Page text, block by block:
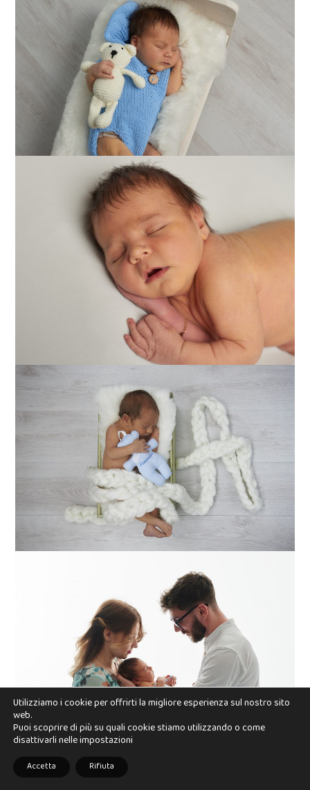
Utilizziamo i cookie per offrirti la migliore esperienza sul nostro sito
web.
Puoi scoprire di più su quali cookie stiamo utilizzando o come
disattivarli nelleimpostazioni
Accetta Rifiuta